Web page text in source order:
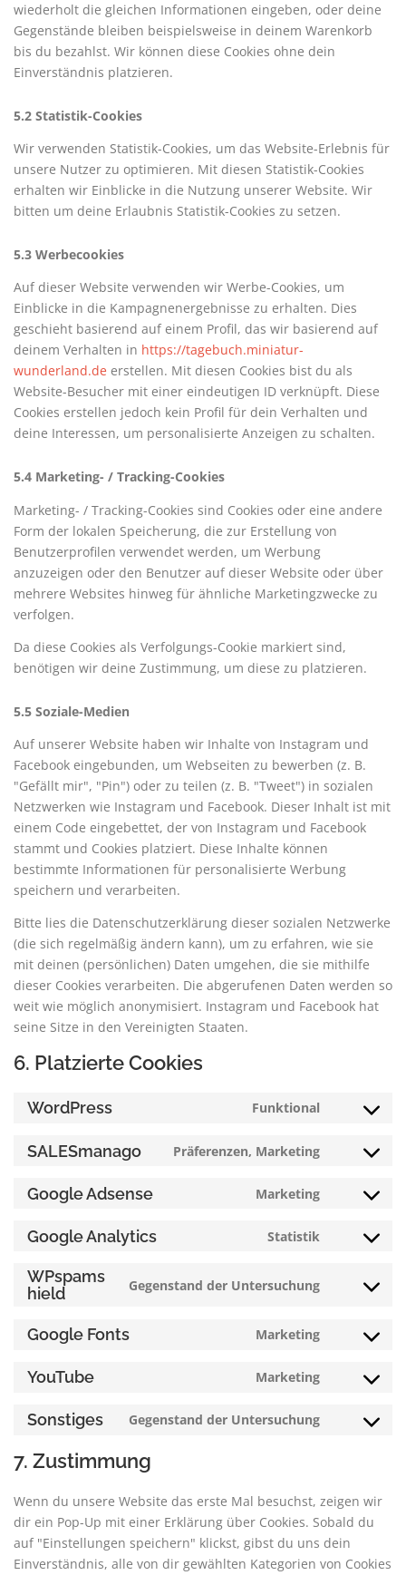
wiederholt die gleichen Informationen eingeben, oder deine
Gegenstände bleiben beispielsweise in deinem Warenkorb
bis du bezahlst. Wir können diese Cookies ohne dein
Einverständnis platzieren.
5.2 Statistik-Cookies
Wir verwenden Statistik-Cookies, um das Website-Erlebnis für
unsere Nutzer zu optimieren. Mit diesen Statistik-Cookies
erhalten wir Einblicke in die Nutzung unserer Website. Wir
bitten um deine Erlaubnis Statistik-Cookies zu setzen.
5.3 Werbecookies
Auf dieser Website verwenden wir Werbe-Cookies, um
Einblicke in die Kampagnenergebnisse zu erhalten. Dies
geschieht basierend auf einem Profil, das wir basierend auf
deinem Verhalten in https://tagebuch.miniatur-
wunderland.de erstellen. Mit diesen Cookies bist du als
Website-Besucher mit einer eindeutigen ID verknüpft. Diese
Cookies erstellen jedoch kein Profil für dein Verhalten und
deine Interessen, um personalisierte Anzeigen zu schalten.
5.4 Marketing- / Tracking-Cookies
Marketing- / Tracking-Cookies sind Cookies oder eine andere
Form der lokalen Speicherung, die zur Erstellung von
Benutzerprofilen verwendet werden, um Werbung
anzuzeigen oder den Benutzer auf dieser Website oder über
mehrere Websites hinweg für ähnliche Marketingzwecke zu
verfolgen.
Da diese Cookies als Verfolgungs-Cookie markiert sind,
benötigen wir deine Zustimmung, um diese zu platzieren.
5.5 Soziale-Medien
Auf unserer Website haben wir Inhalte von Instagram und
Facebook eingebunden, um Webseiten zu bewerben (z. B.
"Gefällt mir", "Pin") oder zu teilen (z. B. "Tweet") in sozialen
Netzwerken wie Instagram und Facebook. Dieser Inhalt ist mit
einem Code eingebettet, der von Instagram und Facebook
stammt und Cookies platziert. Diese Inhalte können
bestimmte Informationen für personalisierte Werbung
speichern und verarbeiten.
Bitte lies die Datenschutzerklärung dieser sozialen Netzwerke
(die sich regelmäßig ändern kann), um zu erfahren, wie sie
mit deinen (persönlichen) Daten umgehen, die sie mithilfe
dieser Cookies verarbeiten. Die abgerufenen Daten werden so
weit wie möglich anonymisiert. Instagram und Facebook hat
seine Sitze in den Vereinigten Staaten.
6. Platzierte Cookies
WordPress Funktional
Consent
service
SALESmanago Präferenzen, Marketing
Consent
service
Google Adsense Marketing
Consent
service
adsense
Google Analytics Statistik
Consent
service
WPspams
hield
Gegenstand der Untersuchung
Consent
service
Google Fonts Marketing
Consent
service
fonts
YouTube Marketing
Consent
service
Sonstiges Gegenstand der Untersuchung
Consent
7. Zustimmung
Wenn du unsere Website das erste Mal besuchst, zeigen wir
dir ein Pop-Up mit einer Erklärung über Cookies. Sobald du
auf "Einstellungen speichern" klickst, gibst du uns dein
Einverständnis, alle von dir gewählten Kategorien von Cookies